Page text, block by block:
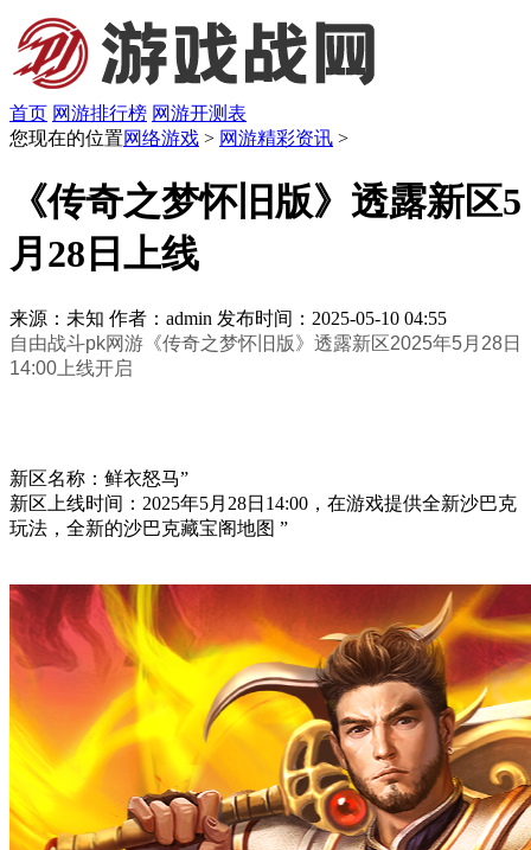
首页 网游排行榜 网游开测表
您现在的位置网络游戏 > 网游精彩资讯 >
《传奇之梦怀旧版》透露新区5
月28日上线
来源：未知 作者：admin 发布时间：2025-05-10 04:55
自由战斗pk网游《传奇之梦怀旧版》透露新区2025年5月28日
14:00上线开启
新区名称：鲜衣怒马”
新区上线时间：2025年5月28日14:00，在游戏提供全新沙巴克
玩法，全新的沙巴克藏宝阁地图 ”